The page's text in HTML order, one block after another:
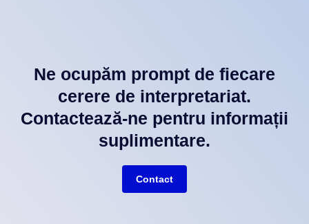
Ne ocupăm prompt de fiecare
cerere de interpretariat.
Contactează-ne pentru informații
suplimentare.
Contact